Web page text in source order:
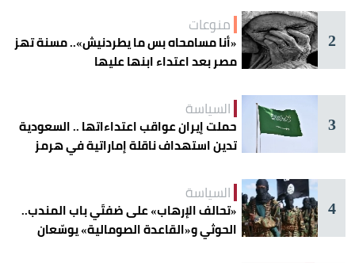
2
منوعات
«أنا مسامحاه بس ما يطردنيش».. مسنة تهز
مصر بعد اعتداء ابنها عليها
3
السياسة
حملت إيران عواقب اعتداءاتها .. السعودية
تدين استهداف ناقلة إماراتية في هرمز
4
السياسة
«تحالف الإرهاب» على ضفتَي باب المندب..
الحوثي و«القاعدة الصومالية» يوسّعان